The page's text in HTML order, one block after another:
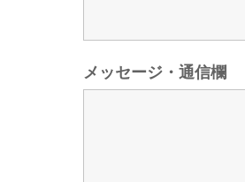
メッセージ・通信欄